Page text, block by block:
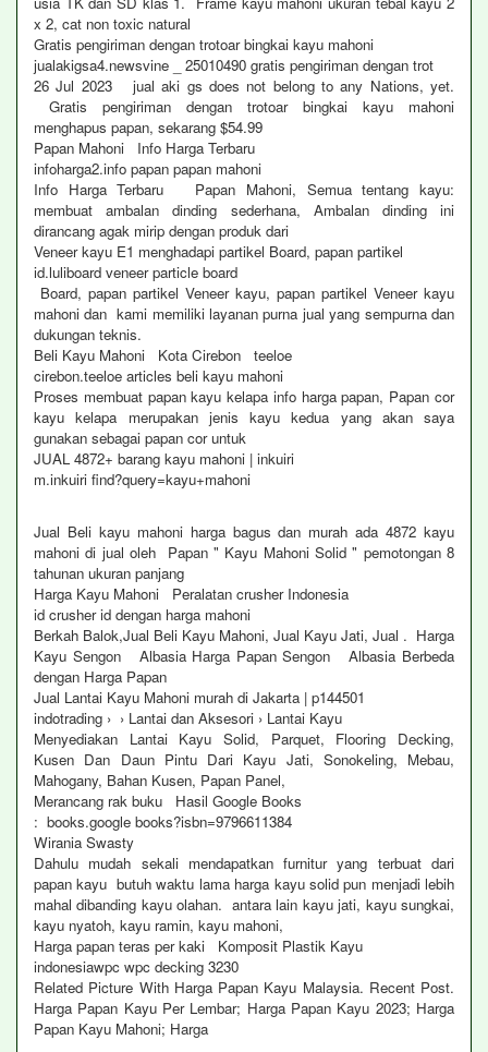
x 2, cat non toxic natural
Gratis pengiriman dengan trotoar bingkai kayu mahoni
jualakigsa4.newsvine _ 25010490 gratis pengiriman dengan trot
26 Jul 2023 jual aki gs does not belong to any Nations, yet.
Gratis pengiriman dengan trotoar bingkai kayu mahoni
menghapus papan, sekarang $54.99
Papan Mahoni Info Harga Terbaru
infoharga2.info papan papan mahoni
Info Harga Terbaru Papan Mahoni, Semua tentang kayu:
membuat ambalan dinding sederhana, Ambalan dinding ini
dirancang agak mirip dengan produk dari
Veneer kayu E1 menghadapi partikel Board, papan partikel
id.luliboard veneer particle board
Board, papan partikel Veneer kayu, papan partikel Veneer kayu
mahoni dan kami memiliki layanan purna jual yang sempurna dan
dukungan teknis.
Beli Kayu Mahoni Kota Cirebon teeloe
cirebon.teeloe articles beli kayu mahoni
Proses membuat papan kayu kelapa info harga papan, Papan cor
kayu kelapa merupakan jenis kayu kedua yang akan saya
gunakan sebagai papan cor untuk
JUAL 4872+ barang kayu mahoni | inkuiri
m.inkuiri find?query=kayu+mahoni
Jual Beli kayu mahoni harga bagus dan murah ada 4872 kayu
mahoni di jual oleh Papan " Kayu Mahoni Solid " pemotongan 8
tahunan ukuran panjang
Harga Kayu Mahoni Peralatan crusher Indonesia
id crusher id dengan harga mahoni
Berkah Balok,Jual Beli Kayu Mahoni, Jual Kayu Jati, Jual . Harga
Kayu Sengon Albasia Harga Papan Sengon Albasia Berbeda
dengan Harga Papan
Jual Lantai Kayu Mahoni murah di Jakarta | p144501
indotrading › › Lantai dan Aksesori › Lantai Kayu
Menyediakan Lantai Kayu Solid, Parquet, Flooring Decking,
Kusen Dan Daun Pintu Dari Kayu Jati, Sonokeling, Mebau,
Mahogany, Bahan Kusen, Papan Panel,
Merancang rak buku Hasil Google Books
: books.google books?isbn=9796611384
Wirania Swasty
Dahulu mudah sekali mendapatkan furnitur yang terbuat dari
papan kayu butuh waktu lama harga kayu solid pun menjadi lebih
mahal dibanding kayu olahan. antara lain kayu jati, kayu sungkai,
kayu nyatoh, kayu ramin, kayu mahoni,
Harga papan teras per kaki Komposit Plastik Kayu
indonesiawpc wpc decking 3230
Related Picture With Harga Papan Kayu Malaysia. Recent Post.
Harga Papan Kayu Per Lembar; Harga Papan Kayu 2023; Harga
Papan Kayu Mahoni; Harga